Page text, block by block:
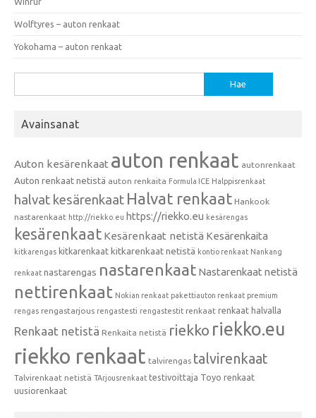
Wolftyres – auton renkaat
Yokohama – auton renkaat
Avainsanat
Auton kesärenkaat auton renkaat autonrenkaat
Auton renkaat netistä auton renkaita Formula ICE Halppisrenkaat
halvat kesärenkaat Halvat renkaat Hankook
nastarenkaat http://riekko.eu https://riekko.eu kesärengas
kesärenkaat Kesärenkaat netistä Kesärenkaita
kitkarengas kitkarenkaat kitkarenkaat netistä kontio renkaat Nankang
renkaat nastarengas nastarenkaat Nastarenkaat netistä
nettirenkaat Nokian renkaat pakettiauton renkaat premium
rengas rengastarjous rengastesti rengastestit renkaat renkaat halvalla
Renkaat netistä Renkaita netistä riekko riekko.eu
riekko renkaat talvirengas talvirenkaat
Talvirenkaat netistä TArjousrenkaat testivoittaja Toyo renkaat
uusiorenkaat